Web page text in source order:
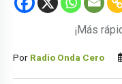
¡Más
Por Radio Onda Cero